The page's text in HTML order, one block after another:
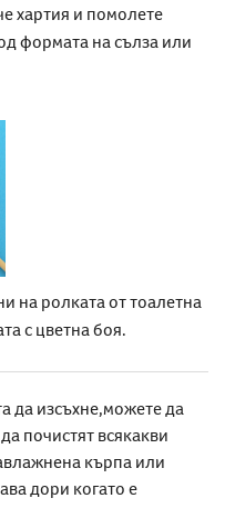
хартия и помолете
формата на сълза или
на ролката от тоалетна
с цветна боя.
да изсъхне,можете да
почистят всякакви
кърпа или
дори когато е